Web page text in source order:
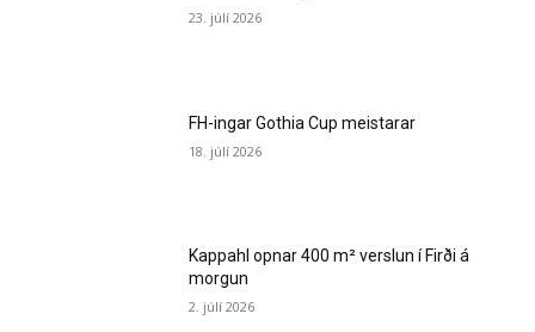
23. júlí 2026
FH-ingar Gothia Cup meistarar
18. júlí 2026
Kappahl opnar 400 m² verslun í Firði á
morgun
2. júlí 2026